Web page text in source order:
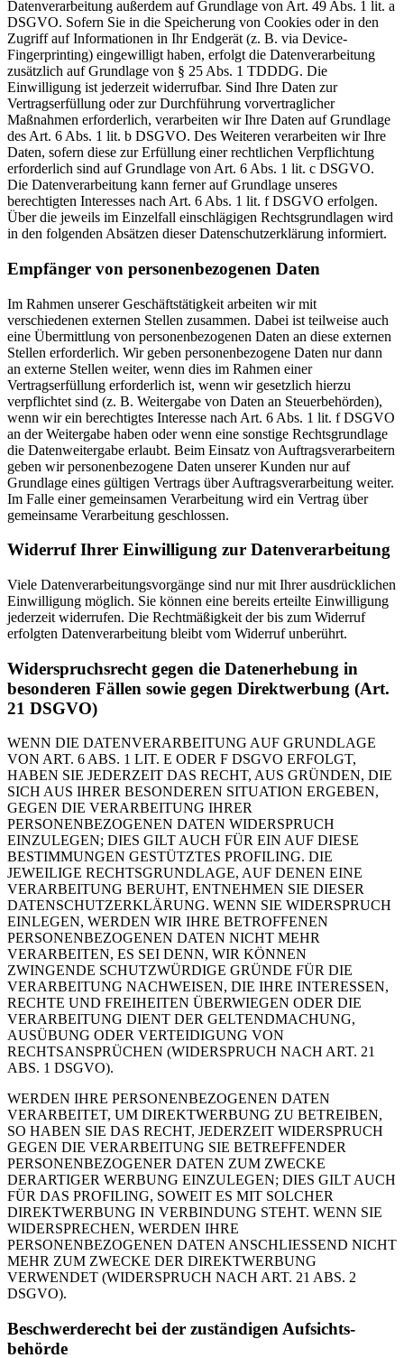
Datenverarbeitung außerdem auf Grundlage von Art. 49 Abs. 1 lit. a
DSGVO. Sofern Sie in die Speicherung von Cookies oder in den
Zugriff auf Informationen in Ihr Endgerät (z. B. via Device-
Fingerprinting) eingewilligt haben, erfolgt die Datenverarbeitung
zusätzlich auf Grundlage von § 25 Abs. 1 TDDDG. Die
Einwilligung ist jederzeit widerrufbar. Sind Ihre Daten zur
Vertragserfüllung oder zur Durchführung vorvertraglicher
Maßnahmen erforderlich, verarbeiten wir Ihre Daten auf Grundlage
des Art. 6 Abs. 1 lit. b DSGVO. Des Weiteren verarbeiten wir Ihre
Daten, sofern diese zur Erfüllung einer rechtlichen Verpflichtung
erforderlich sind auf Grundlage von Art. 6 Abs. 1 lit. c DSGVO.
Die Datenverarbeitung kann ferner auf Grundlage unseres
berechtigten Interesses nach Art. 6 Abs. 1 lit. f DSGVO erfolgen.
Über die jeweils im Einzelfall einschlägigen Rechtsgrundlagen wird
in den folgenden Absätzen dieser Datenschutzerklärung informiert.
Empfänger von personenbezogenen Daten
Im Rahmen unserer Geschäftstätigkeit arbeiten wir mit
verschiedenen externen Stellen zusammen. Dabei ist teilweise auch
eine Übermittlung von personenbezogenen Daten an diese externen
Stellen erforderlich. Wir geben personenbezogene Daten nur dann
an externe Stellen weiter, wenn dies im Rahmen einer
Vertragserfüllung erforderlich ist, wenn wir gesetzlich hierzu
verpflichtet sind (z. B. Weitergabe von Daten an Steuerbehörden),
wenn wir ein berechtigtes Interesse nach Art. 6 Abs. 1 lit. f DSGVO
an der Weitergabe haben oder wenn eine sonstige Rechtsgrundlage
die Datenweitergabe erlaubt. Beim Einsatz von Auftragsverarbeitern
geben wir personenbezogene Daten unserer Kunden nur auf
Grundlage eines gültigen Vertrags über Auftragsverarbeitung weiter.
Im Falle einer gemeinsamen Verarbeitung wird ein Vertrag über
gemeinsame Verarbeitung geschlossen.
Widerruf Ihrer Einwilligung zur Datenverarbeitung
Viele Datenverarbeitungsvorgänge sind nur mit Ihrer ausdrücklichen
Einwilligung möglich. Sie können eine bereits erteilte Einwilligung
jederzeit widerrufen. Die Rechtmäßigkeit der bis zum Widerruf
erfolgten Datenverarbeitung bleibt vom Widerruf unberührt.
Widerspruchsrecht gegen die Datenerhebung in
besonderen Fällen sowie gegen Direktwerbung (Art.
21 DSGVO)
WENN DIE DATENVERARBEITUNG AUF GRUNDLAGE
VON ART. 6 ABS. 1 LIT. E ODER F DSGVO ERFOLGT,
HABEN SIE JEDERZEIT DAS RECHT, AUS GRÜNDEN, DIE
SICH AUS IHRER BESONDEREN SITUATION ERGEBEN,
GEGEN DIE VERARBEITUNG IHRER
PERSONENBEZOGENEN DATEN WIDERSPRUCH
EINZULEGEN; DIES GILT AUCH FÜR EIN AUF DIESE
BESTIMMUNGEN GESTÜTZTES PROFILING. DIE
JEWEILIGE RECHTSGRUNDLAGE, AUF DENEN EINE
VERARBEITUNG BERUHT, ENTNEHMEN SIE DIESER
DATENSCHUTZERKLÄRUNG. WENN SIE WIDERSPRUCH
EINLEGEN, WERDEN WIR IHRE BETROFFENEN
PERSONENBEZOGENEN DATEN NICHT MEHR
VERARBEITEN, ES SEI DENN, WIR KÖNNEN
ZWINGENDE SCHUTZWÜRDIGE GRÜNDE FÜR DIE
VERARBEITUNG NACHWEISEN, DIE IHRE INTERESSEN,
RECHTE UND FREIHEITEN ÜBERWIEGEN ODER DIE
VERARBEITUNG DIENT DER GELTENDMACHUNG,
AUSÜBUNG ODER VERTEIDIGUNG VON
RECHTSANSPRÜCHEN (WIDERSPRUCH NACH ART. 21
ABS. 1 DSGVO).
WERDEN IHRE PERSONENBEZOGENEN DATEN
VERARBEITET, UM DIREKTWERBUNG ZU BETREIBEN,
SO HABEN SIE DAS RECHT, JEDERZEIT WIDERSPRUCH
GEGEN DIE VERARBEITUNG SIE BETREFFENDER
PERSONENBEZOGENER DATEN ZUM ZWECKE
DERARTIGER WERBUNG EINZULEGEN; DIES GILT AUCH
FÜR DAS PROFILING, SOWEIT ES MIT SOLCHER
DIREKTWERBUNG IN VERBINDUNG STEHT. WENN SIE
WIDERSPRECHEN, WERDEN IHRE
PERSONENBEZOGENEN DATEN ANSCHLIESSEND NICHT
MEHR ZUM ZWECKE DER DIREKTWERBUNG
VERWENDET (WIDERSPRUCH NACH ART. 21 ABS. 2
DSGVO).
Beschwerde­recht bei der zuständigen Aufsichts­
behörde